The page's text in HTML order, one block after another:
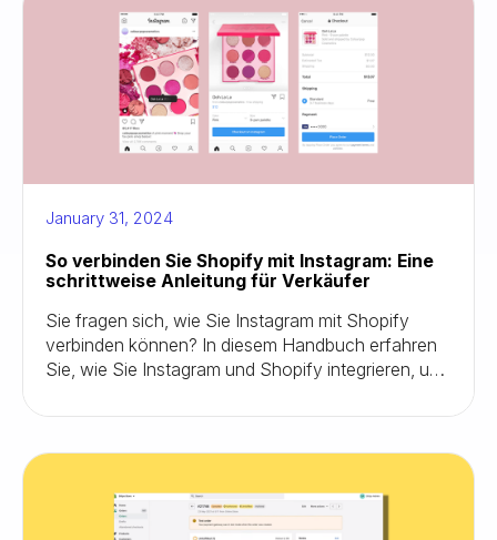
January 31, 2024
So verbinden Sie Shopify mit Instagram: Eine
schrittweise Anleitung für Verkäufer
Sie fragen sich, wie Sie Instagram mit Shopify
verbinden können? In diesem Handbuch erfahren
Sie, wie Sie Instagram und Shopify integrieren, um
erzielen.